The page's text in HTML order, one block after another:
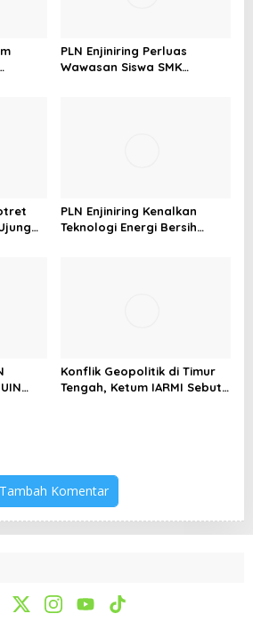
PLN Enjiniring Perluas
Wawasan Siswa SMK
PLN Enjiniring Kenalkan
Teknologi Energi Bersih
Konflik Geopolitik di Timur
Tengah, Ketum IARMI Sebut
Tambah Komentar